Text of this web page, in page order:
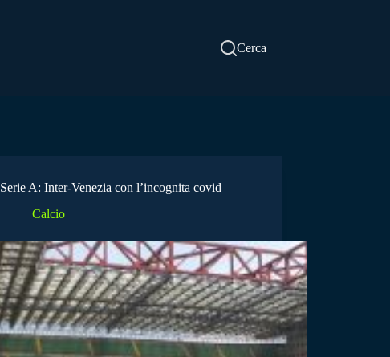
Cerca
Serie A: Inter-Venezia con l’incognita covid
Calcio